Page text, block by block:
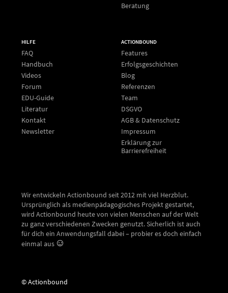
Beratung
HILFE
FAQ
Handbuch
Videos
Forum
EDU-Guide
Literatur
Kontakt
Newsletter
ACTIONBOUND
Features
Erfolgsgeschichten
Blog
Referenzen
Team
DSGVO
AGB & Datenschutz
Impressum
Erklärung zur
Barrierefreiheit
Wir entwickeln Actionbound seit 2012 mit viel Herzblut.
Ursprünglich als medienpädagogisches Projekt gestartet,
wird Actionbound heute von vielen Menschen auf der Welt
zu ganz verschiedenen Zwecken genutzt. Sicherlich ist auch
für dich ein Anwendungsfall dabei – probier es doch einfach
einmal aus
© Actionbound